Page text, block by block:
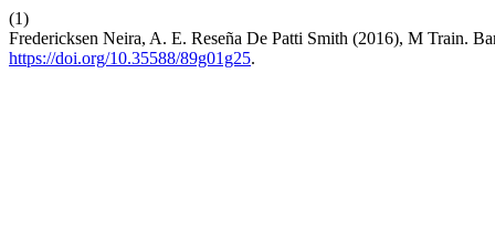
(1)
Fredericksen Neira, A. E. Reseña De Patti Smith (2016), M Train.
https://doi.org/10.35588/89g01g25.